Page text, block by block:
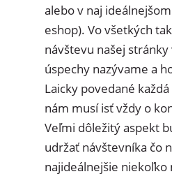
alebo v naj
eshop). Vo všetkých
návštevu našej
úspechy nazývame a
Laicky povedané
nám musí isť vždy o
Veľmi dôležitý aspekt
udržať návštevníka čo
najideálnejšie